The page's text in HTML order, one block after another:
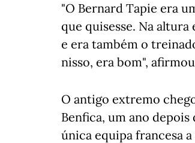
"O Bernard Tapie era
que quisesse. Na
e era também o
nisso, era bom",
O antigo extremo
Benfica, um ano
única equipa francesa